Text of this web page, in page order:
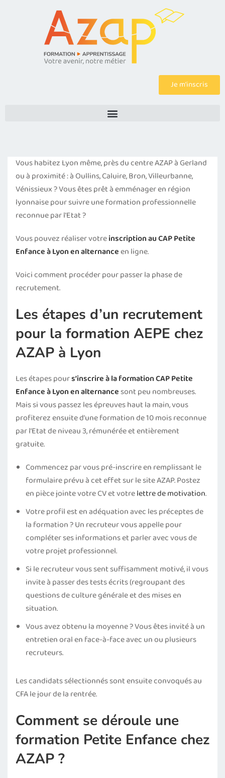
Je m’inscris
Vous habitez Lyon même, près du centre AZAP à Gerland
ou à proximité : à Oullins, Caluire, Bron, Villeurbanne,
Vénissieux ? Vous êtes prêt à emménager en région
lyonnaise pour suivre une formation professionnelle
reconnue par l’Etat ?
Vous pouvez réaliser votreinscription au CAP Petite
Enfance à Lyon en alternanceen ligne.
Voici comment procéder pour passer la phase de
recrutement.
Les étapes d’un recrutement
pour la formation AEPE chez
AZAP à Lyon
Les étapes pours’inscrire à la formation CAP Petite
Enfance à Lyon en alternance sont peu nombreuses.
Mais si vous passez les épreuves haut la main, vous
profiterez ensuite d’une formation de 10 mois reconnue
par l’Etat de niveau 3, rémunérée et entièrement
gratuite.
Commencez par vous pré-inscrire en remplissant le
formulaire prévu à cet effet sur le site AZAP. Postez
en pièce jointe votre CV et votrelettre de motivation.
Votre profil est en adéquation avec les préceptes de
la formation ? Un recruteur vous appelle pour
compléter ses informations et parler avec vous de
votre projet professionnel.
Si le recruteur vous sent suffisamment motivé, il vous
invite à passer des tests écrits (regroupant des
questions de culture générale et des mises en
situation.
Vous avez obtenu la moyenne ? Vous êtes invité à un
entretien oral en face-à-face avec un ou plusieurs
recruteurs.
Les candidats sélectionnés sont ensuite convoqués au
CFA le jour de la rentrée.
Comment se déroule une
formation Petite Enfance chez
AZAP ?